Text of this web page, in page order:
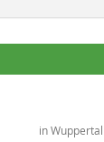
in Wuppertal